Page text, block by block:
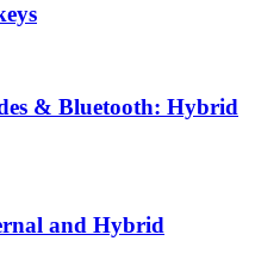
& Bluetooth: Hybrid
and Hybrid